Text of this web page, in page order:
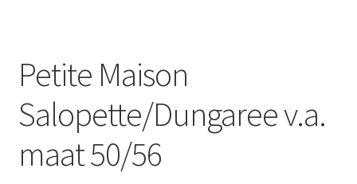
Petite Maison
Salopette/Dungaree v.a.
maat 50/56